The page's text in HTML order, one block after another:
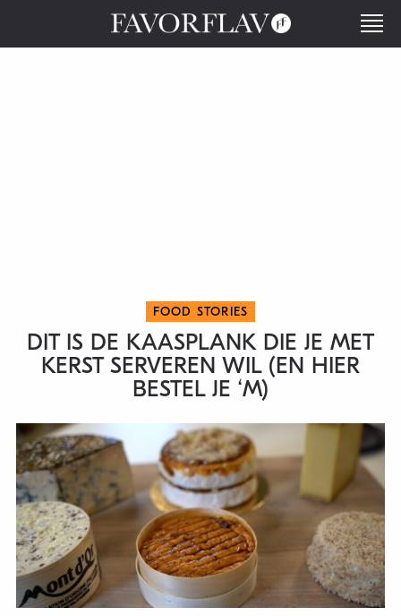
FOOD STORIES
DIT IS DE KAASPLANK DIE JE MET
KERST SERVEREN WIL (EN HIER
BESTEL JE ‘M)